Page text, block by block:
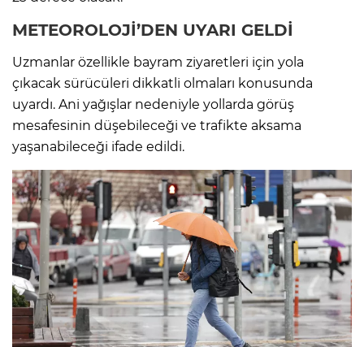
METEOROLOJİ’DEN UYARI GELDİ
Uzmanlar özellikle bayram ziyaretleri için yola
çıkacak sürücüleri dikkatli olmaları konusunda
uyardı. Ani yağışlar nedeniyle yollarda görüş
mesafesinin düşebileceği ve trafikte aksama
yaşanabileceği ifade edildi.